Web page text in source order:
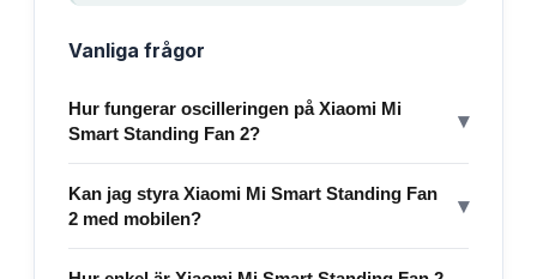
Vanliga frågor
Hur fungerar oscilleringen på Xiaomi Mi
Smart Standing Fan 2?
▾
Kan jag styra Xiaomi Mi Smart Standing Fan
2 med mobilen?
▾